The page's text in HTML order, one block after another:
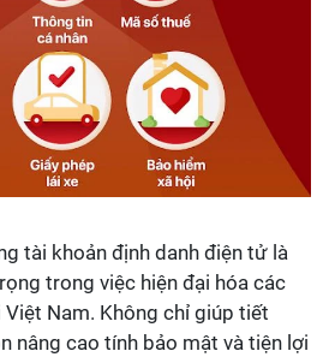
tài khoản định danh điện tử là
trong việc hiện đại hóa các
Việt Nam. Không chỉ giúp tiết
nâng cao tính bảo mật và tiện lợi